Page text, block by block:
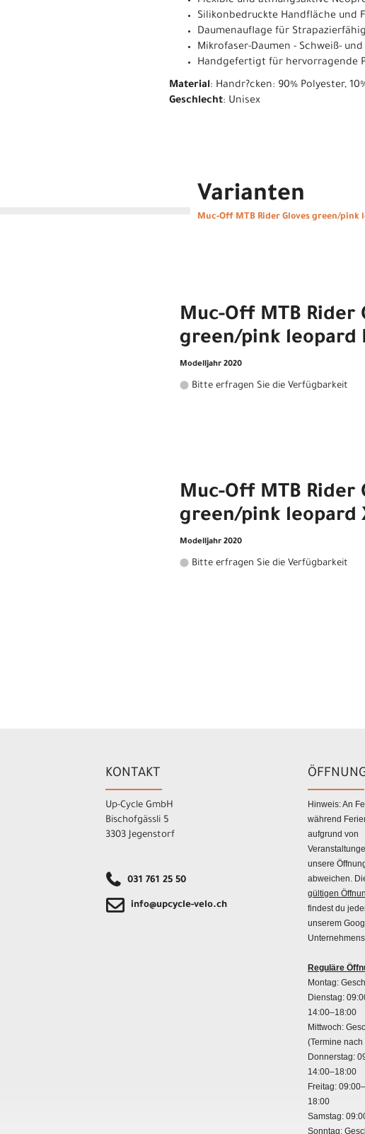
Silikonbedruckte Handfläche und
Daumenauflage für
Mikrofaser-Daumen - Schweiß-
Handgefertigt für hervorragende
Material: Handr?cken: 90% Polyester,
Geschlecht: Unisex
Varianten
Muc-Off MTB Rider Gloves green/pink
Muc-Off MTB Rider
green/pink leopard
Modelljahr 2020
Bitte erfragen Sie die Verfügbarkeit
Muc-Off MTB Rider
green/pink leopard
Modelljahr 2020
Bitte erfragen Sie die Verfügbarkeit
KONTAKT
Up-Cycle GmbH
Bischofgässli 5
3303 Jegenstorf
031 761 25 50
info@upcycle-velo.ch
Hinweis: An
während
aufgrund von
unsere
abweichen.
gültigen
findest du
unserem
Reguläre
Montag:
Dienstag:
14:00–18:00
Mittwoch:
(Termine
Donnerstag:
14:00–18:00
Freitag:
18:00
Samstag:
Sonntag: